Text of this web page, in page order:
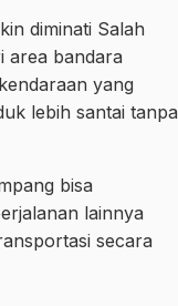
diminati Salah
area bandara
yang
lebih santai tanpa
bisa
lainnya
secara